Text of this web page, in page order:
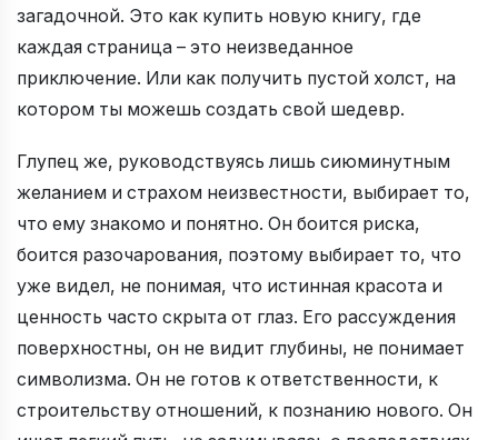
загадочной. Это как купить новую книгу, где
каждая страница – это неизведанное
приключение. Или как получить пустой холст, на
котором ты можешь создать свой шедевр.
Глупец же, руководствуясь лишь сиюминутным
желанием и страхом неизвестности, выбирает то,
что ему знакомо и понятно. Он боится риска,
боится разочарования, поэтому выбирает то, что
уже видел, не понимая, что истинная красота и
ценность часто скрыта от глаз. Его рассуждения
поверхностны, он не видит глубины, не понимает
символизма. Он не готов к ответственности, к
строительству отношений, к познанию нового. Он